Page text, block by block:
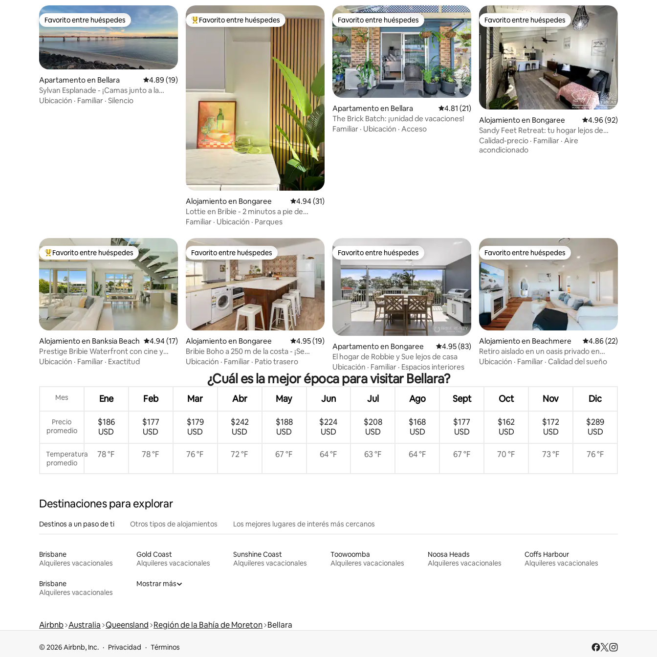
Favorito entre huéspedes
Favorito entre huéspedes
Apartamento en Bellara Calificación promedio: 4.89 de 5, 19 reseñas
4.89 (19)
Sylvan Esplanade - ¡Camas junto a la
playa!
Ubicación · Familiar · Silencio
Favorito entre huéspedes preferido
Favorito entre huéspedes
Alojamiento en Bongaree Calificación promedio: 4.94 de 5, 31 reseñas
4.94 (31)
Lottie en Bribie - 2 minutos a pie de
playas de arena
Familiar · Ubicación · Parques
Favorito entre huéspedes
Favorito entre huéspedes
Apartamento en Bellara Calificación promedio: 4.81 de 5, 21 reseñas
4.81 (21)
The Brick Batch: ¡unidad de vacaciones!
Familiar · Ubicación · Acceso
Favorito entre huéspedes
Favorito entre huéspedes
Alojamiento en Bongaree Calificación
4.96 (92)
Sandy Feet Retreat: tu hogar lejos de
casa
Calidad-precio · Familiar · Aire
acondicionado
Favorito entre huéspedes preferido
Favorito entre huéspedes
Alojamiento en Banksia Beach Calificación promedio: 4.94 de 5, 17 reseñas
4.94 (17)
Prestige Bribie Waterfront con cine y
piscina de lujo
Ubicación · Familiar · Exactitud
Favorito entre huéspedes
Favorito entre huéspedes
Alojamiento en Bongaree Calificación promedio: 4.95 de 5, 19 reseñas
4.95 (19)
Bribie Boho a 250 m de la costa - ¡Se
admiten mascotas!
Ubicación · Familiar · Patio trasero
Favorito entre huéspedes
Favorito entre huéspedes
Apartamento en Bongaree Calificación promedio: 4.95 de 5, 83 reseñas
4.95 (83)
El hogar de Robbie y Sue lejos de casa
Ubicación · Familiar · Espacios interiores
Favorito entre huéspedes
Favorito entre huéspedes
Alojamiento en Beachmere Calificación
4.86 (22)
Retiro aislado en un oasis privado en
Beachmere
Ubicación · Familiar · Calidad del sueño
¿Cuál es la mejor época para visitar Bellara?
Mes Ene Feb Mar Abr May Jun Jul Ago Sept Oct Nov Dic
Precio
promedio
$186
USD
$177
USD
$179
USD
$242
USD
$188
USD
$224
USD
$208
USD
$168
USD
$177
USD
$162
USD
$172
USD
$289
USD
Temperatura
promedio
78 °F 78 °F 76 °F 72 °F 67 °F 64 °F 63 °F 64 °F 67 °F 70 °F 73 °F 76 °F
Destinaciones para explorar
Destinos a un paso de ti Otros tipos de alojamientos Los mejores lugares de interés más cercanos
Brisbane
Alquileres vacacionales
Gold Coast
Alquileres vacacionales
Sunshine Coast
Alquileres vacacionales
Toowoomba
Alquileres vacacionales
Noosa Heads
Alquileres vacacionales
Coffs Harbour
Alquileres vacacionales
Brisbane
Alquileres vacacionales
Mostrar más
Airbnb Australia Queensland Región de la Bahía de Moreton Bellara
© 2026 Airbnb, Inc. Privacidad Términos